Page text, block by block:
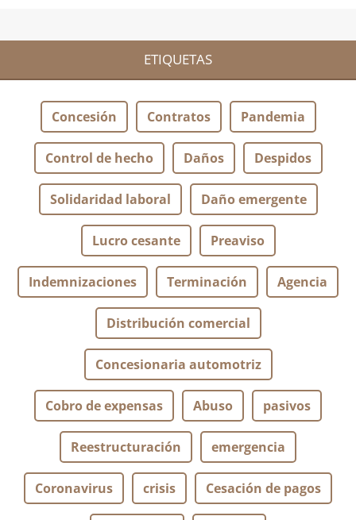
ETIQUETAS
Concesión Contratos Pandemia
Control de hecho Daños Despidos
Solidaridad laboral Daño emergente
Lucro cesante Preaviso
Indemnizaciones Terminación Agencia
Distribución comercial
Concesionaria automotriz
Cobro de expensas Abuso pasivos
Reestructuración emergencia
Coronavirus crisis Cesación de pagos